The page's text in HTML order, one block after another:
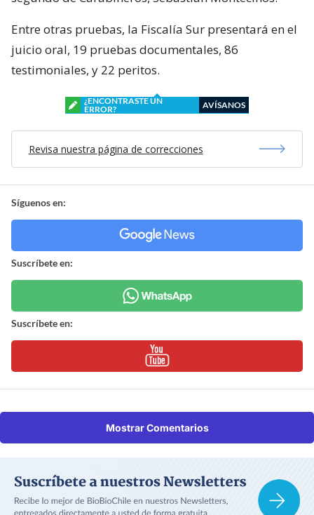
Entre otras pruebas, la Fiscalía Sur presentará en el
juicio oral, 19 pruebas documentales, 86
testimoniales, y 22 peritos.
¿ENCONTRASTE UN
ERROR?
AVÍSANOS
Revisa nuestra página de correcciones
Síguenos en:
Suscríbete en:
Suscríbete en:
Mostrar Comentarios